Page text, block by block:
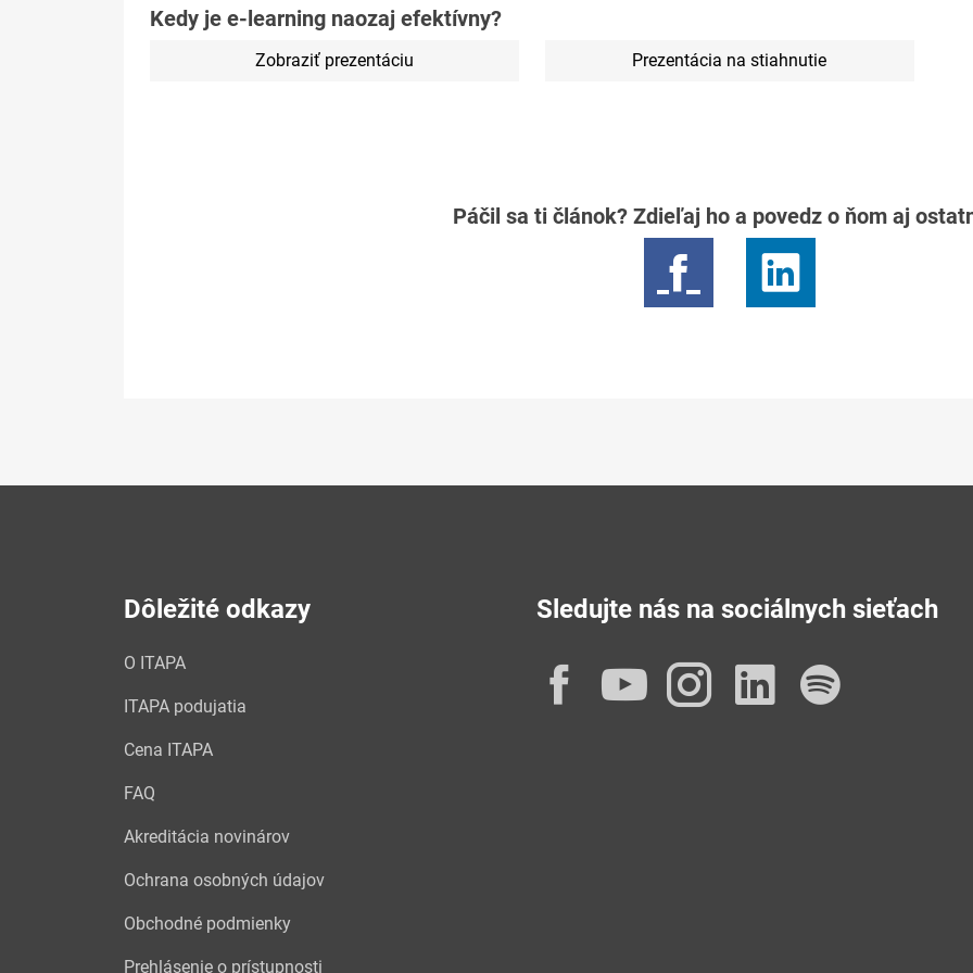
Kedy je e-learning naozaj efektívny?
Zobraziť prezentáciu Prezentácia na stiahnutie
Páčil sa ti článok? Zdieľaj ho a povedz o ňom aj
Dôležité odkazy
O ITAPA
ITAPA podujatia
Cena ITAPA
FAQ
Akreditácia novinárov
Ochrana osobných údajov
Obchodné podmienky
Prehlásenie o prístupnosti
Sledujte nás na sociálnych sieťach
Facebook
YouTube
Instagram
LinkedIn